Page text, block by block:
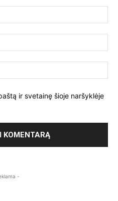
ir svetainę šioje naršyklėje
-